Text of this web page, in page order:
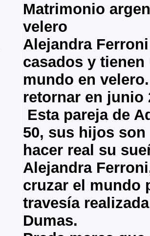
Matrimonio
velero
Alejandra
casados y
mundo en
retornar en junio
Esta pareja de
50, sus hijos
hacer real su
Alejandra
cruzar el mundo
travesía
Dumas.